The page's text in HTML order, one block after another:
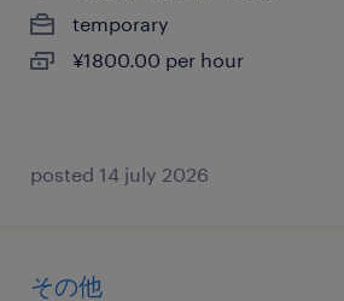
temporary
¥1800.00 per hour
posted 14 july 2026
その他